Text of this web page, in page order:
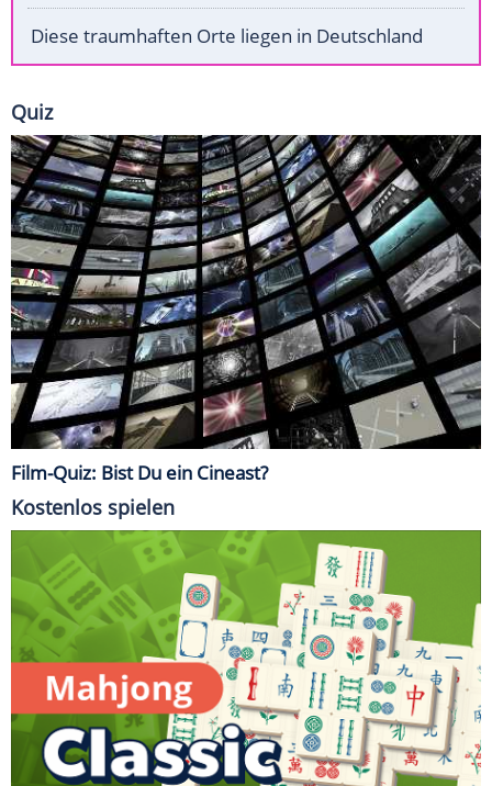
Diese traumhaften Orte liegen in Deutschland
Quiz
Film-Quiz: Bist Du ein Cineast?
Kostenlos spielen